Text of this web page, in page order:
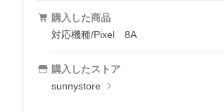
購入した商品
対応機種/Pixel 8A
購入したストア
sunnystore